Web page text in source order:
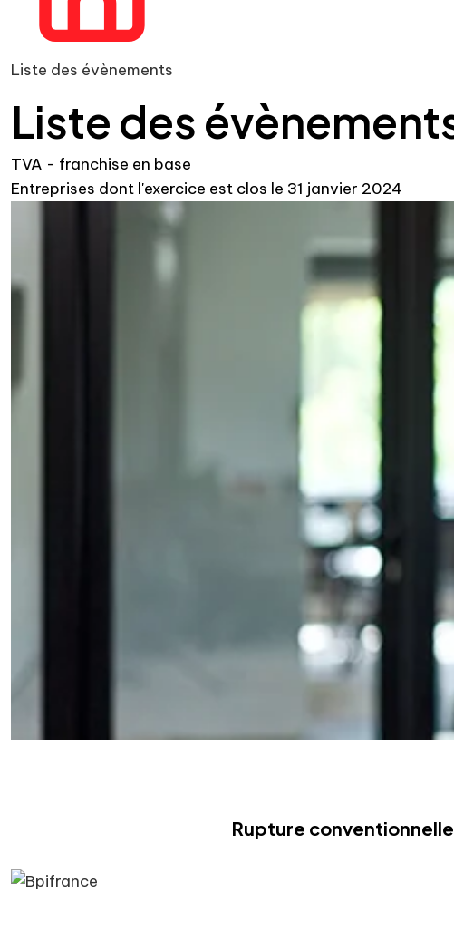
Liste des évènements
Liste des
TVA - franchise en base
Entreprises dont l'exercice est clos le 31 janvier 2024
Rupture